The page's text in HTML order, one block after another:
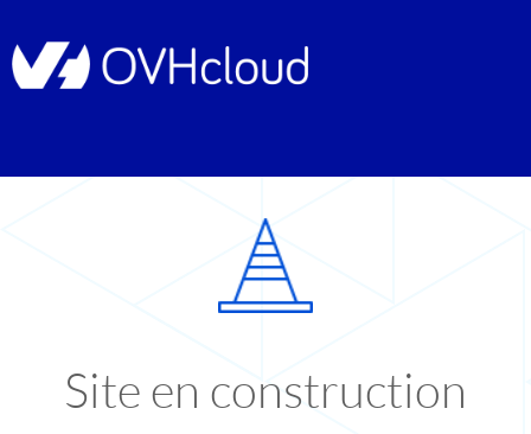
Site en construction